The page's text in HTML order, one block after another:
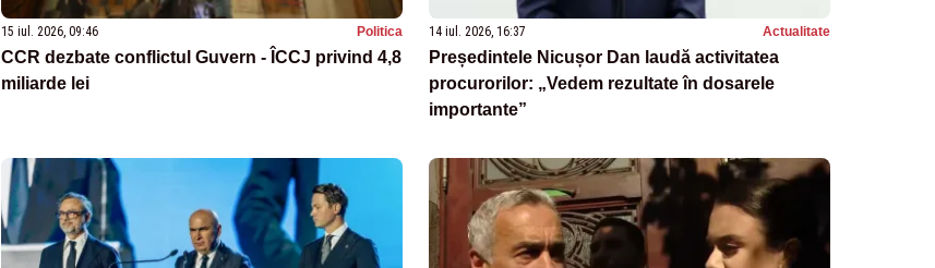
15 iul. 2026, 09:46 Politica
CCR dezbate conflictul Guvern - ÎCCJ privind 4,8
miliarde lei
14 iul. 2026, 16:37 Actualitate
Președintele Nicușor Dan laudă activitatea
procurorilor: „Vedem rezultate în dosarele
importante”